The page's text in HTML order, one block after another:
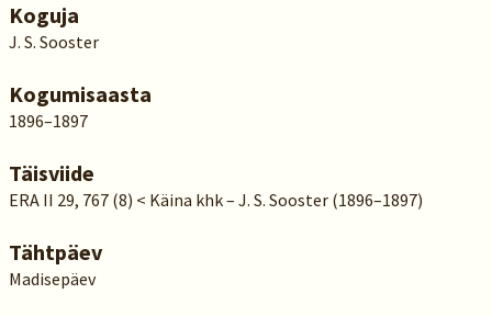
Koguja
J. S. Sooster
Kogumisaasta
1896–1897
Täisviide
ERA II 29, 767 (8) < Käina khk – J. S. Sooster (1896–1897)
Tähtpäev
Madisepäev